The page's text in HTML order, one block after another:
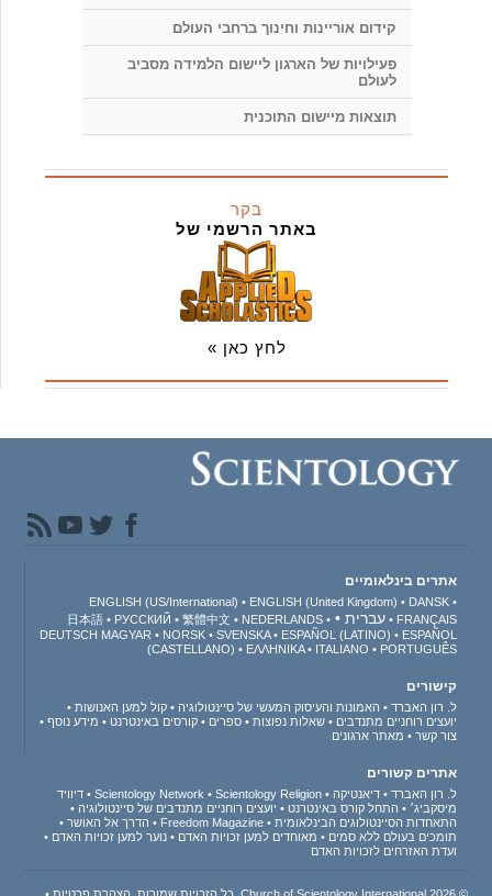
קידום אוריינות וחינוך ברחבי העולם
פעילויות של הארגון ליישום הלמידה מסביב
לעולם
תוצאות מיישום התוכנית
בקר
באתר הרשמי של
לחץ כאן »
אתרים בינלאומיים
ENGLISH (US/International) ENGLISH (United Kingdom)
DANSK
FRANÇAIS
עברית 日本語 РУССКИЙ 繁體中文
NEDERLANDS
DEUTSCH MAGYAR NORSK SVENSKA ESPAÑOL (LATINO)
ESPAÑOL
(CASTELLANO)
ΕΛΛΗΝΙΚA ITALIANO PORTUGUÊS
קישורים
ל. רון האברד האמונות והעיסוק המעשי של סיינטולוגיה
קול למען האנושות
יועצים רוחניים מתנדבים
שאלות נפוצות ספרים קורסים באינטרנט
מידע נוסף
צור קשר
מאתר ארגונים
אתרים קשורים
ל. רון האברד דיאנטיקה Scientology Network Scientology Religion
דיוויד
מיסקביג׳
התחל קורס באינטרנט
יועצים רוחניים מתנדבים של סיינטולוגיה
התאחדות הסיינטולוגים הבינלאומית
Freedom Magazine
הדרך אל האושר
תומכים בעולם ללא סמים
מאוחדים למען זכויות האדם
נוער למען זכויות האדם
ועדת האזרחים לזכויות האדם